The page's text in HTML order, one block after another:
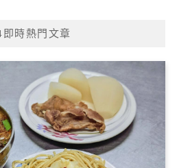
即時熱門文章